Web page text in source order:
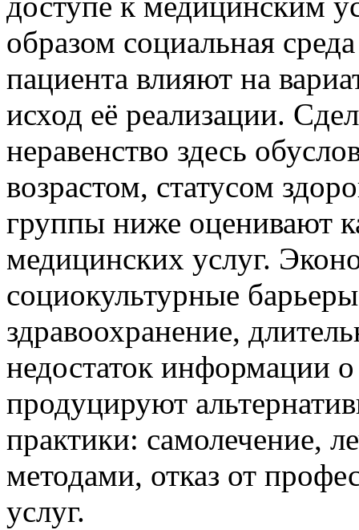
образом социальная
пациента влияют на
исход её реализации.
неравенство здесь
возрастом, статусом
группы ниже оценивают
медицинских услуг.
социокультурные
здравоохранение,
недостаток информации о
продуцируют
практики: самолечение,
методами, отказ от
услуг.